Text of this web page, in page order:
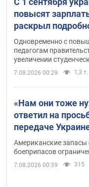
повысят
раскрыл
Одновременно с
педагогам
увеличении
7.08.2026 00:29 1,3 т.
«Нам они тоже
ответил на
передаче
Patriot
Американские запасы
боеприпасов
7.08.2026 00:59 315